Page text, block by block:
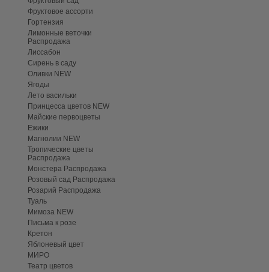
Фруктовое ассорти
Гортензия
Лимонные веточки
Распродажа
Лиссабон
Сирень в саду
Оливки NEW
Ягоды
Лето васильки
Принцесса цветов NEW
Майские первоцветы
Ежики
Магнолии NEW
Тропические цветы
Распродажа
Монстера Распродажа
Розовый сад Распродажа
Розарий Распродажа
Туаль
Мимоза NEW
Письма к розе
Кретон
Яблоневый цвет
МИРО
Театр цветов